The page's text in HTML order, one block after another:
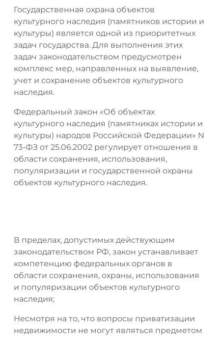
Государственная охрана объектов
культурного наследия (памятников истории и
культуры) является одной из приоритетных
задач государства. Для выполнения этих
задач законодательством предусмотрен
комплекс мер, направленных на выявление,
учет и сохранение объектов культурного
наследия.
Федеральный закон «Об объектах
культурного наследия (памятниках истории и
культуры) народов Российской Федерации» N
73-ФЗ от 25.06.2002 регулирует отношения в
области сохранения, использования,
популяризации и государственной охраны
объектов культурного наследия.
В пределах, допустимых действующим
законодательством РФ, закон устанавливает
компетенцию федеральных органов в
области сохранения, охраны, использования
и популяризации объектов культурного
наследия;
Несмотря на то, что вопросы приватизации
недвижимости не могут являться предметом